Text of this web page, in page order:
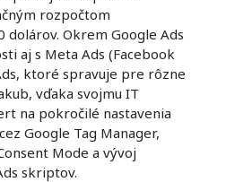
rozpočtom
dolárov. Okrem Google Ads
aj s Meta Ads (Facebook
ktoré spravuje pre rôzne
vďaka svojmu IT
na pokročilé nastavenia
Google Tag Manager,
Mode a vývoj
skriptov.